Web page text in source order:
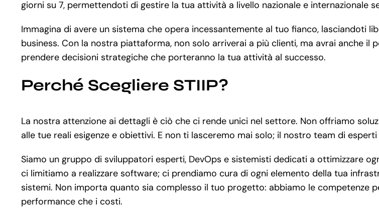
giorni su 7, permettendoti di gestire la tua attività a livello nazionale e internazionale
Immagina di avere un sistema che opera incessantemente al tuo fianco, lasciandoti
business. Con la nostra piattaforma, non solo arriverai a più clienti, ma avrai anche
prendere decisioni strategiche che porteranno la tua attività al successo.
Perché Scegliere STIIP?
La nostra attenzione ai dettagli è ciò che ci rende unici nel settore. Non offriamo
alle tue reali esigenze e obiettivi. E non ti lasceremo mai solo; il nostro team di
Siamo un gruppo di sviluppatori esperti, DevOps e sistemisti dedicati a ottimizzare
ci limitiamo a realizzare software; ci prendiamo cura di ogni elemento della tua
sistemi. Non importa quanto sia complesso il tuo progetto: abbiamo le competenze
performance che i costi.